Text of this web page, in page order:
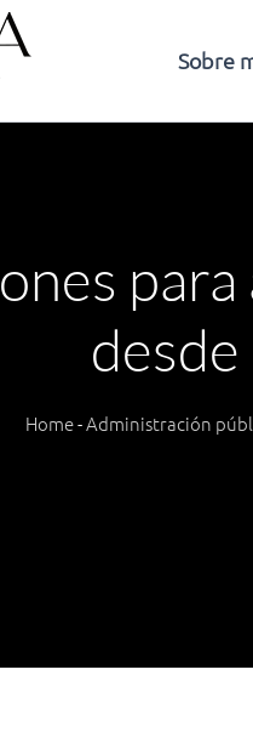
Sobre
Home-Administración